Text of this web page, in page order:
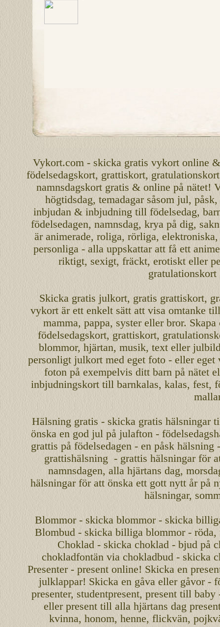
Vykort.com- skicka gratis vykort online
födelsedagskort, grattiskort,gratulationskort
namnsdagskort gratis & online på nätet!
högtidsdag, temadagar såsom jul,påsk,
inbjudan& inbjudning tillfödelsedag,
födelsedagen, namnsdag, krya på dig,
äranimerade,roliga, rörliga,elektroniska
personliga- alla uppskattar att få ett
riktigt,sexigt,fräckt, erotiskt eller
gratulationskort
Skicka gratis julkort,gratis grattiskort,
vykortär ett enkelt sätt att visa omtanke
mamma, pappa, systerellerbror.
födelsedagskort,grattiskort,
blommor, hjärtan, musik, text eller
personligt julkort med eget foto - eller eget
foton på exempelvis ditt barn på nätet
inbjudningskort till barnkalas, kalas, fest,
Hälsning gratis - skicka gratis
önska en god julpå julafton -
grattis på födelsedagen - en påsk
grattishälsning - grattis hälsningar för
namnsdagen,alla hjärtans dag,
hälsningar för att önska ettgott nytt årpå
hälsningar,
Blommor - skicka blommor - skicka
Blombud - skicka billiga blommor -
Choklad - skicka choklad - bjud på
chokladfontän via chokladbud - skicka
Presenter - present online! Skicka en
julklappar! Skicka en gåva eller gåvor -
presenter, studentpresent, present till
eller present till alla hjärtans dag
kvinna, honom, henne, flickvän,